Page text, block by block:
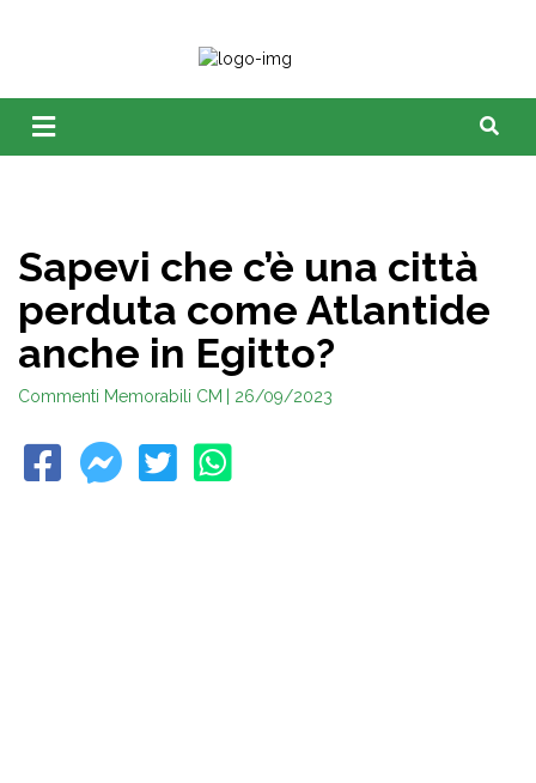
Sapevi che c’è una città
perduta come Atlantide
anche in Egitto?
Commenti Memorabili CM | 26/09/2023